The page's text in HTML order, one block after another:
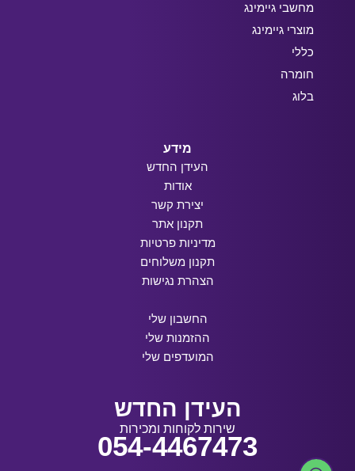
מחשבי גיימינג
מוצרי גיימינג
כללי
חומרה
בלוג
מידע
העידן החדש
אודות
יצירת קשר
תקנון אתר
מדיניות פרטיות
תקנון משלוחים
הצהרת נגישות
החשבון שלי
ההזמנות שלי
המועדפים שלי
העידן החדש
שירות לקוחות ומכירות
054-4467473